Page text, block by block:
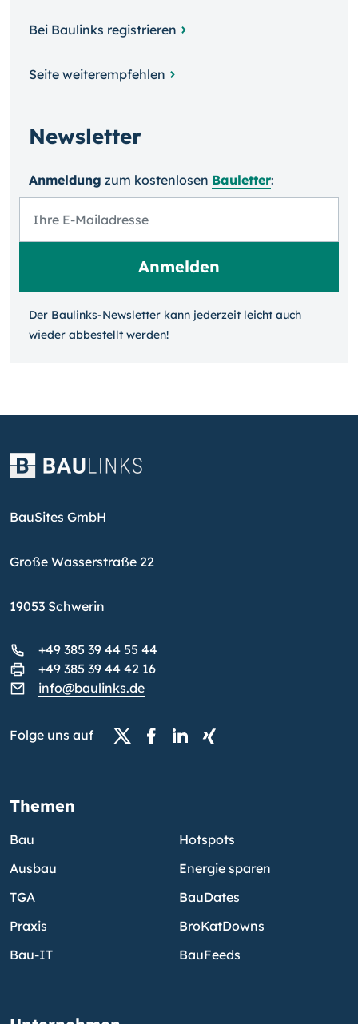
Bei Baulinks registrieren
Seite weiterempfehlen
Newsletter
Anmeldung zum kosten­losen Bauletter:
Der Baulinks-Newsletter kann jeder­zeit leicht auch
wieder ab­bestellt werden!
BauSites GmbH
Große Wasserstraße 22
19053 Schwerin
+49 385 39 44 55 44
+49 385 39 44 42 16
info@baulinks.de
Folge uns auf
Themen
Bau
Ausbau
TGA
Praxis
Bau-IT
Hotspots
Energie sparen
BauDates
BroKatDowns
BauFeeds